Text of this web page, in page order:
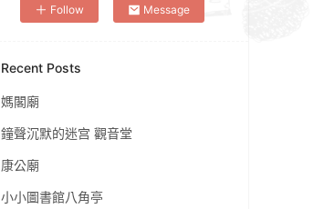
Follow Message
Recent Posts
媽閣廟
鐘聲沉默的迷宫 觀音堂
康公廟
小小圖書館八角亭